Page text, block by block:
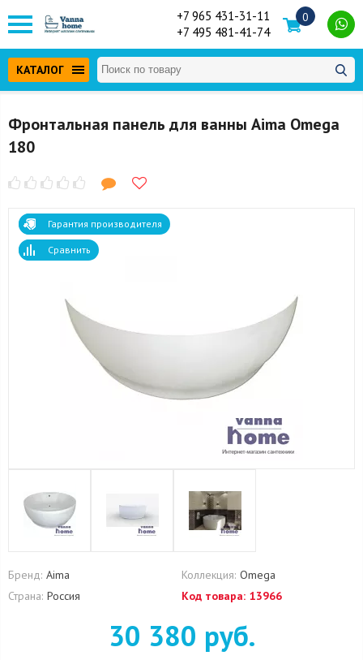
+7 965 431-31-11
+7 495 481-41-74
0
КАТАЛОГ
Фронтальная панель для ванны Aima Omega
180
Гарантия производителя
Сравнить
Бренд: Aima Коллекция: Omega
Страна: Россия Код товара: 13966
30 380 руб.